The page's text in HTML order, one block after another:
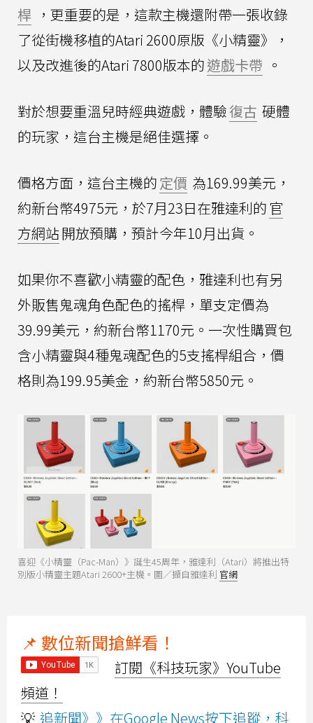
桿 ，更重要的是，這款主機還附帶一張收錄
了從街機移植的Atari 2600原版《小精靈》，
以及改進後的Atari 7800版本的遊戲卡帶 。
對於想要重溫兒時經典遊戲，體驗復古 硬體
的玩家，這台主機是絕佳選擇。
價格方面，這台主機的定價 為169.99美元，
約新台幣4975元，於7月23日在雅達利的 官
方網站開放預購，預計今年10月出貨。
如果你不喜歡小精靈的配色，雅達利也有另
外販售鬼魂角色配色的搖桿，單支定價為
39.99美元，約新台幣1170元。一次性購買包
含小精靈與4種鬼魂配色的5支搖桿組合，價
格則為199.95美金，約新台幣5850元。
喜迎《小精靈（Pac-Man）》誕生45周年，雅達利（Atari）將推出特
別版小精靈主題Atari 2600+主機。圖／擷自雅達利 官網
📌 數位新聞搶鮮看！
訂閱《科技玩家》YouTube
頻道！
💡 追新聞》》在Google News按下追蹤，科